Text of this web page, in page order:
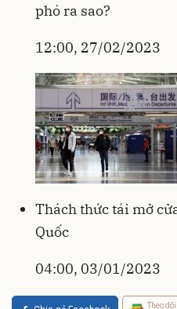
phó ra sao?
12:00, 27/02/2023
Thách thức tái mở
Quốc
04:00, 03/01/2023
Theo